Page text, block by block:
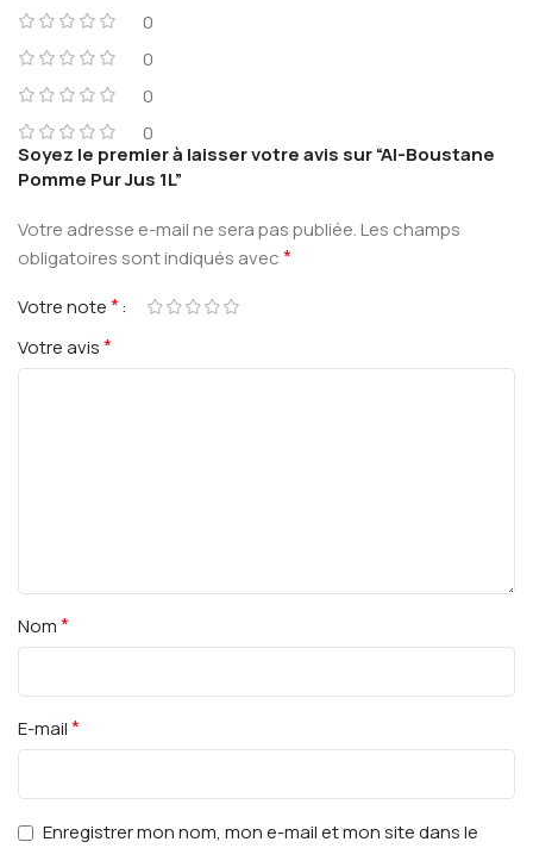
0
0
0
0
Soyez le premier à laisser votre avis sur “Al-Boustane
Pomme Pur Jus 1L”
Votre adresse e-mail ne sera pas publiée.Les champs
obligatoires sont indiqués avec*
Votre note*
Votre avis*
Nom*
E-mail*
Enregistrer mon nom, mon e-mail et mon site dans le